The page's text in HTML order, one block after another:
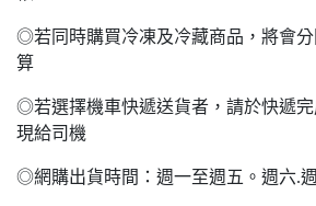
◎若同時購買冷凍及冷藏商品，將會
算
◎若選擇機車快遞送貨者，請於快遞
現給司機
◎網購出貨時間：週一至週五。週六.